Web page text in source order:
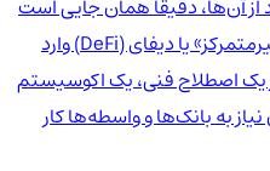
آن‌ها، دقیقاً همان جایی است
که دنیای هیجان‌انگیز «امور مالی غیرمتمرکز» یا دیفای (DeFi) وارد
یک اصطلاح فنی، یک اکوسیستم
به بانک‌ها و واسطه‌ها کار